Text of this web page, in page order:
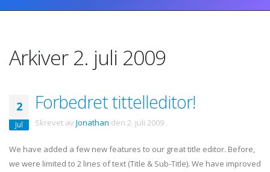
Arkiver 2. juli 2009
2
Jul
Forbedret tittelleditor!
Skrevet av Jonathan den 2. juli 2009 .
We have added a few new features to our great title editor. Before,
we were limited to 2 lines of text (Title & Sub-Title). We have improved